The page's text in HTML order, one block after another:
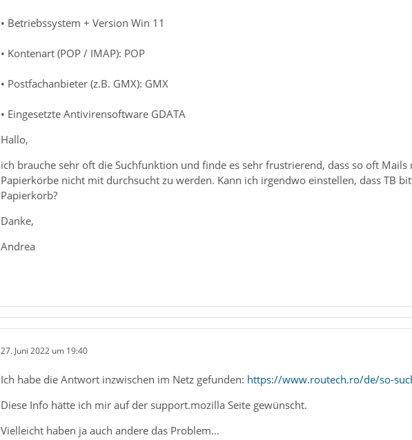
• Betriebssystem + Version Win 11
• Kontenart (POP / IMAP): POP
• Postfachanbieter (z.B. GMX): GMX
• Eingesetzte Antivirensoftware GDATA
Hallo,
ich brauche sehr oft die Suchfunktion und finde es sehr frustrierend, dass so oft
Papierkörbe nicht mit durchsucht zu werden. Kann ich irgendwo einstellen, dass TB
Papierkorb?
Danke,
Andrea
27. Juni 2022 um 19:40
Ich habe die Antwort inzwischen im Netz gefunden: https://www.routech.ro/de/so-
Diese Info hätte ich mir auf der support.mozilla Seite gewünscht.
Vielleicht haben ja auch andere das Problem...